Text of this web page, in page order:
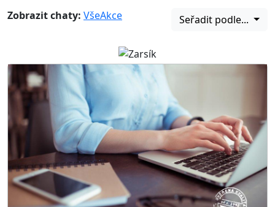
Zobrazit chaty: VšeAkce Seřadit podle...